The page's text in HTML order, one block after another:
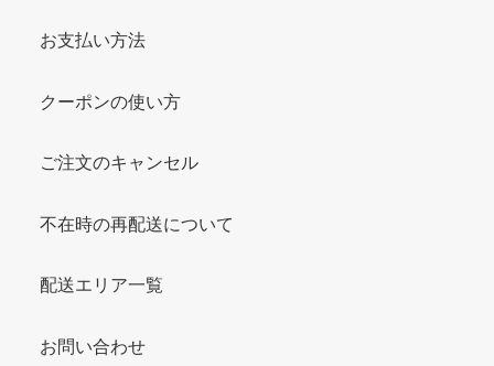
お支払い方法
クーポンの使い方
ご注文のキャンセル
不在時の再配送について
配送エリア一覧
お問い合わせ